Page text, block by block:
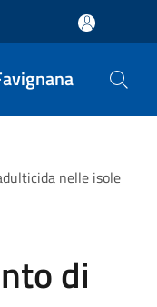
nelle isole
di